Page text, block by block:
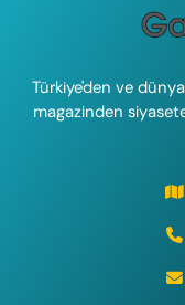
Türkiye'den ve
magazinden